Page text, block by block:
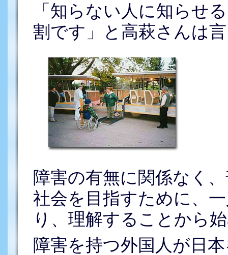
「知らない人に知らせ
割です」と高萩さんは
障害の有無に関係なく
社会を目指すために、
り、理解することから
障害を持つ外国人が日